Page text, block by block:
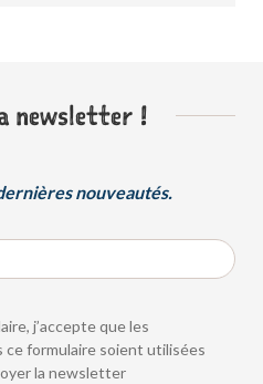
newsletter !
nouveautés.
j’accepte que les
ce formulaire soient utilisées
la newsletter